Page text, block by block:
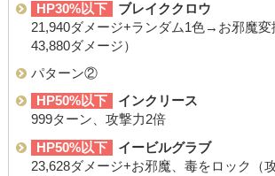
HP30%以下
ブレイククロウ
21,940ダメージ+ランダム1色→お邪魔変
43,880ダメージ）
パターン②
HP50%以下
インクリース
999ターン、攻撃力2倍
HP50%以下
イービルグラブ
23,628ダメージ+お邪魔、毒をロック（